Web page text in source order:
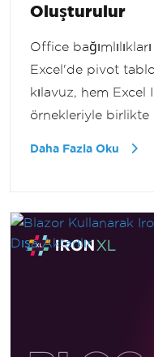
Oluşturulur
Office
Excel'de pivot
kılavuz, hem
örnekleriyle birlikte
Daha Fazla Oku